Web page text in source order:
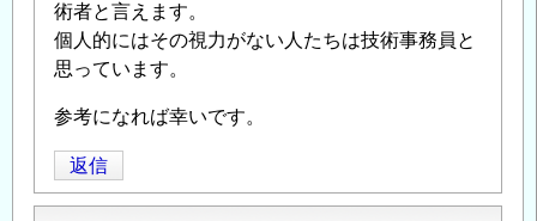
術者と言えます。
個人的にはその視力がない人たちは技術事務員と
思っています。
参考になれば幸いです。
返信